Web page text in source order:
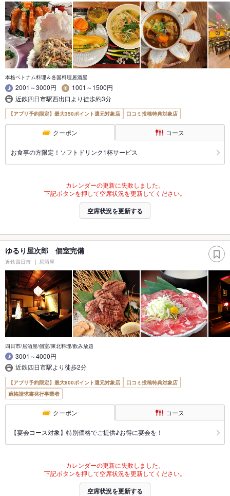
本格ベトナム料理＆各国料理居酒屋
2001～3000円
1001～1500円
近鉄四日市駅西出口より徒歩約3分
【アプリ予約限定】最大350ポイント還元対象店 口コミ投稿特典対象店
クーポン コース
お食事の方限定！ソフトドリンク1杯サービス
カレンダーの更新に失敗しました。
下記ボタンを押して空席状況を更新してください。
空席状況を更新する
ゆるり屋次郎 個室完備
近鉄四日市 居酒屋
四日市/居酒屋/個室/東北料理/飲み放題
3001～4000円
近鉄四日市駅より徒歩2分
【アプリ予約限定】最大800ポイント還元対象店
口コミ投稿特典対象店
適格請求書発行事業者
クーポン コース
【宴会コース対象】特別価格でご提供♪お得に宴会を！
カレンダーの更新に失敗しました。
下記ボタンを押して空席状況を更新してください。
空席状況を更新する